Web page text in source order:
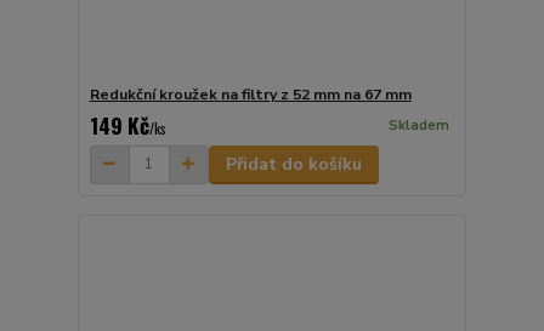
Redukční kroužek na filtry z 52 mm na 67 mm
149 Kč/ks Skladem
Přidat do košíku